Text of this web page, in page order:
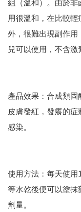
組（溫和）。由於非
用很溫和，在比較
外，很難出現副作用
兒可以使用，不含激
產品效果：合成類
皮膚發紅，發癢的
感染。
使用方法：每天使用
等水乾後便可以塗抹
劑量。